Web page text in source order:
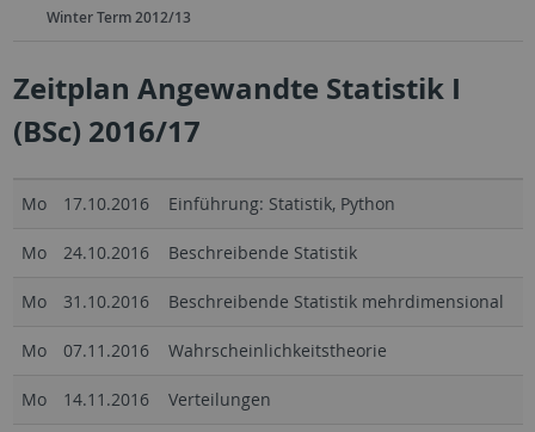
Winter Term 2012/13
Zeitplan Angewandte Statistik I
(BSc) 2016/17
Mo 17.10.2016 Einführung: Statistik, Python
Mo 24.10.2016 Beschreibende Statistik
Mo 31.10.2016 Beschreibende Statistik mehrdimensional
Mo 07.11.2016 Wahrscheinlichkeitstheorie
Mo 14.11.2016 Verteilungen